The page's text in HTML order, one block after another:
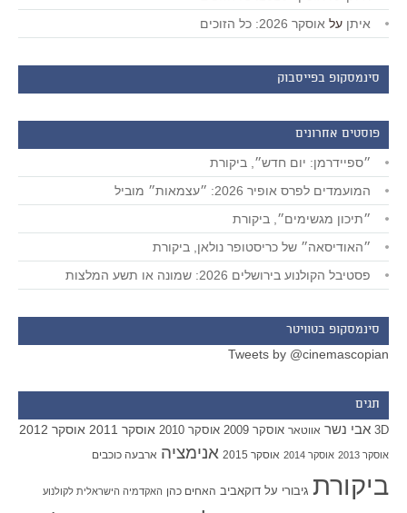
איתן על אוסקר 2026: כל הזוכים
סינמסקופ בפייסבוק
פוסטים אחרונים
״ספיידרמן: יום חדש״, ביקורת
המועמדים לפרס אופיר 2026: ״עצמאות״ מוביל
״תיכון מגשימים״, ביקורת
״האודיסאה״ של כריסטופר נולאן, ביקורת
פסטיבל הקולנוע בירושלים 2026: שמונה או תשע המלצות
סינמסקופ בטוויטר
Tweets by @cinemascopian
תגים
3D אבי נשר אווטאר אוסקר 2009 אוסקר 2010 אוסקר 2011 אוסקר 2012
אוסקר 2013 אוסקר 2014 אוסקר 2015 אנימציה ארבעה כוכבים
ביקורת גיבורי על דוקאביב האחים כהן האקדמיה הישראלית לקולנוע